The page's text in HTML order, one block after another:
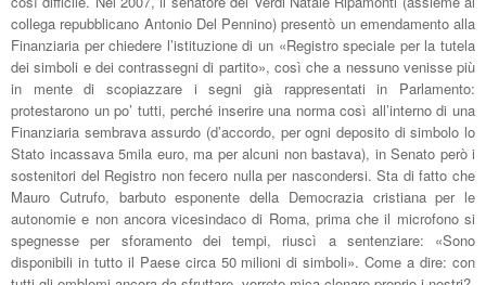
collega repubblicano Antonio Del Pennino) presentò un emendamento alla
Finanziaria per chiedere l’istituzione di un «Registro speciale per la tutela
dei simboli e dei contrassegni di partito», così che a nessuno venisse più
in mente di scopiazzare i segni già rappresentati in Parlamento:
protestarono un po’ tutti, perché inserire una norma così all’interno di una
Finanziaria sembrava assurdo (d’accordo, per ogni deposito di simbolo lo
Stato incassava 5mila euro, ma per alcuni non bastava), in Senato però i
sostenitori del Registro non fecero nulla per nascondersi. Sta di fatto che
Mauro Cutrufo, barbuto esponente della Democrazia cristiana per le
autonomie e non ancora vicesindaco di Roma, prima che il microfono si
spegnesse per sforamento dei tempi, riuscì a sentenziare: «Sono
disponibili in tutto il Paese circa 50 milioni di simboli». Come a dire: con